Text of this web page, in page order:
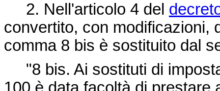
2. Nell'articolo 4 del
convertito, con modificazioni,
comma 8 bis è sostituito dal
"8 bis. Ai sostituti di